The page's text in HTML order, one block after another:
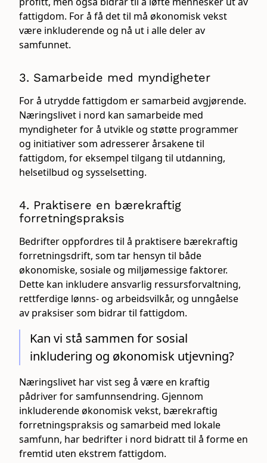
fattigdom. For å få det til må økonomisk vekst
være inkluderende og nå ut i alle deler av
samfunnet.
3. Samarbeide med myndigheter
For å utrydde fattigdom er samarbeid avgjørende.
Næringslivet i nord kan samarbeide med
myndigheter for å utvikle og støtte programmer
og initiativer som adresserer årsakene til
fattigdom, for eksempel tilgang til utdanning,
helsetilbud og sysselsetting.
4. Praktisere en bærekraftig
forretningspraksis
Bedrifter oppfordres til å praktisere bærekraftig
forretningsdrift, som tar hensyn til både
økonomiske, sosiale og miljømessige faktorer.
Dette kan inkludere ansvarlig ressursforvaltning,
rettferdige lønns- og arbeidsvilkår, og unngåelse
av praksiser som bidrar til fattigdom.
Kan vi stå sammen for sosial
inkludering og økonomisk utjevning?
Næringslivet har vist seg å være en kraftig
pådriver for samfunnsendring. Gjennom
inkluderende økonomisk vekst, bærekraftig
forretningspraksis og samarbeid med lokale
samfunn, har bedrifter i nord bidratt til å forme en
fremtid uten ekstrem fattigdom.